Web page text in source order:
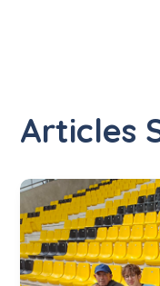
Articles